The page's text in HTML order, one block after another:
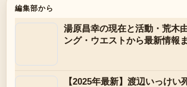
編集部から
湯原昌幸の現在と活動・荒木
ング・ウエストから最新情報
【2025年最新】渡辺いっけ